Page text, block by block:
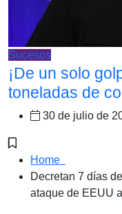
Sucesos
¡De un solo
toneladas de
30 de julio de
Home
Decretan 7 días
ataque de EEUU